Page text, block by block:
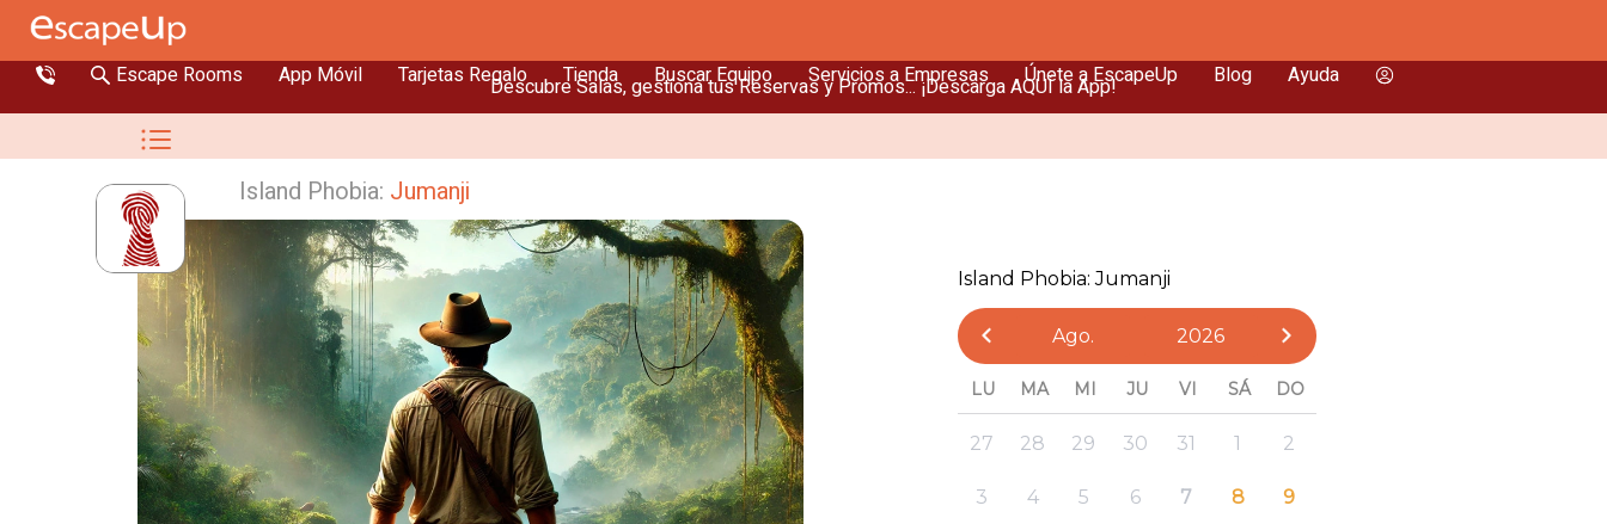
Escape Rooms App Móvil Tarjetas Regalo Tienda Buscar Equipo Servicios a Empresas Únete a EscapeUp Blog Ayuda
Descubre Salas, gestiona tus Reservas y Promos... ¡Descarga AQUÍ la App!
Island Phobia: Jumanji